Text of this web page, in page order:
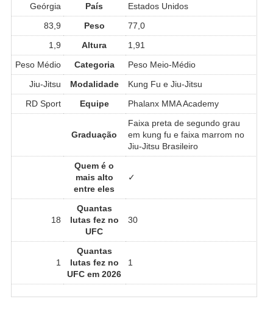
Geórgia País
Estados Unidos
83,9
Peso
77,0
1,9
Altura
1,91
Peso Médio
Categoria
Peso Meio-Médio
Jiu-Jitsu
Modalidade
Kung Fu e Jiu-Jitsu
RD Sport
Equipe Phalanx MMA Academy
Graduação
Faixa preta de segundo grau
em kung fu e faixa marrom no
Jiu-Jitsu Brasileiro
Quem é o
mais alto
entre eles
✓
18
Quantas
lutas fez no
UFC
30
1
Quantas
lutas fez no
UFC em 2026
1